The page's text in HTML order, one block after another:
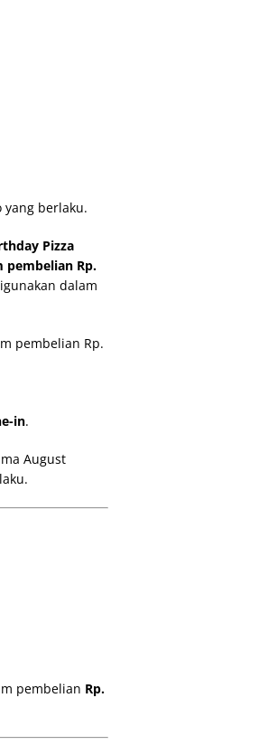
berlaku.
Pizza
pembelian Rp.
dalam
pembelian Rp.
in.
August
pembelian Rp.